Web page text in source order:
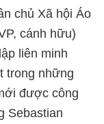
chủ Xã hội Áo
cánh hữu)
liên minh
trong những
được công
Sebastian